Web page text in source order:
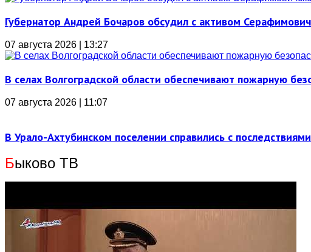
Губернатор Андрей Бочаров обсудил с активом
07 августа 2026 | 13:27
В селах Волгоградской области обеспечивают пожарную
07 августа 2026 | 11:07
В Урало-Ахтубинском поселении справились с
Быково ТВ